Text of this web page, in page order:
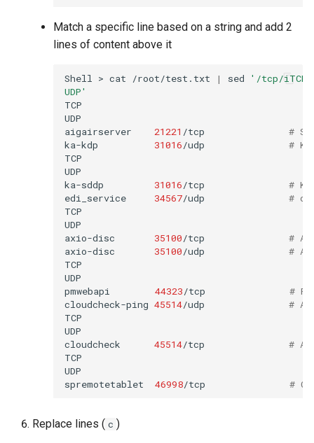
Match a specific line based on a string and add 2
lines of content above it
Shell > cat /root/test.txt | sed
'/tcp/iTCP\
UDP'
TCP
UDP
aigairserver
21221 /tcp
#
ka-kdp
31016/udp
#
TCP
UDP
ka-sddp
31016/tcp
#
edi_service
34567/udp
#
TCP
UDP
axio-disc
35100/tcp
#
axio-disc
35100/udp
#
TCP
UDP
pmwebapi
44323/tcp
#
cloudcheck-ping 45514/udp
#
TCP
UDP
cloudcheck
45514/tcp
#
TCP
UDP
spremotetablet
46998/tcp #
Replace lines ( c )